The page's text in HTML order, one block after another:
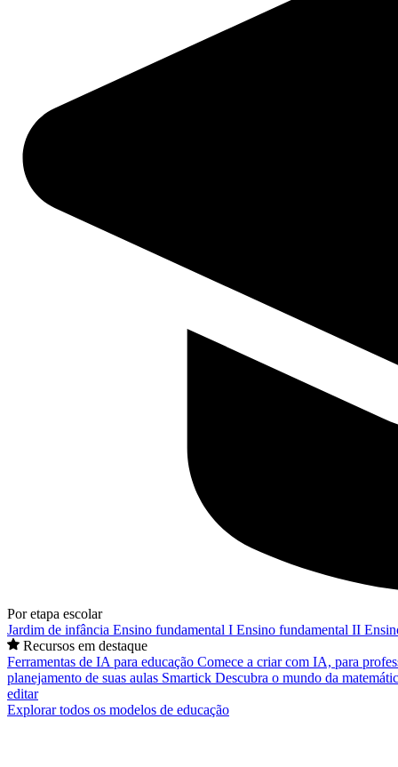
Por etapa escolar
Jardim de infância Ensino fundamental I Ensino fundamental II
Recursos em destaque
Ferramentas de IA para educação Comece a criar com IA, para
planejamento de suas aulas Smartick Descubra o mundo da
editar
Explorar todos os modelos de educação